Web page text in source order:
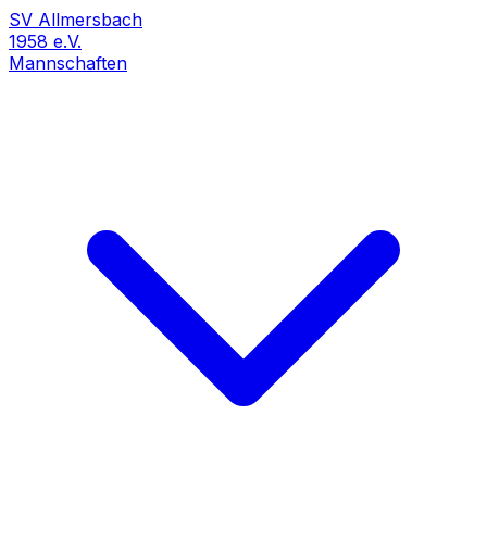
SV Allmersbach
1958 e.V.
Mannschaften